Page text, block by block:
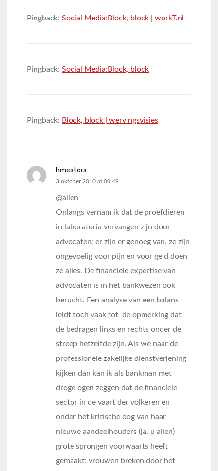
Pingback: Social Media:Block, block | workT.nl
Pingback: Social Media:Block, block
Pingback: Block, block | wervingsvisies
hmesters
says:
3 oktober 2010 at 00:49
@allen
Onlangs vernam ik dat de proefdieren
in laboratoria vervangen zijn door
advocaten: er zijn er genoeg van, ze zijn
ongevoelig voor pijn en voor geld doen
ze alles. De financiele expertise van
advocaten is in het bankwezen ook
berucht. Een analyse van een balans
leidt toch vaak tot de opmerking dat
de bedragen links en rechts onder de
streep hetzelfde zijn. Als we naar de
professionele zakelijke dienstverlening
kijken dan kan ik als bankman met
droge ogen zeggen dat de financiele
sector in de vaart der volkeren en
onder het kritische oog van haar
nieuwe aandeelhouders (ja, u allen)
grote sprongen voorwaarts heeft
gemaakt: vrouwen breken door het